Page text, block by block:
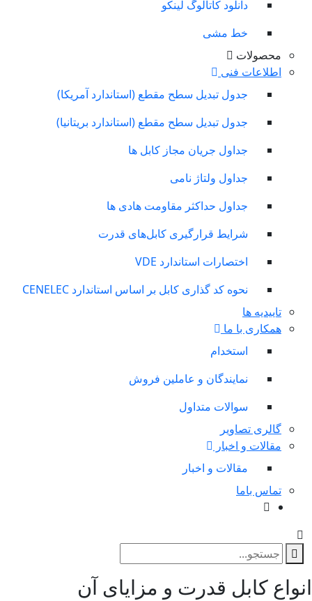
دانلود کاتالوگ لینکو
خط مشی
محصولات
اطلاعات فنی
جدول تبدیل سطح مقطع (استاندارد آمریکا)
جدول تبدیل سطح مقطع (استاندارد بریتانیا)
جداول جریان مجاز کابل ها
جداول ولتاژ نامی
جداول حداکثر مقاومت هادی ها
شرایط قرارگیری کابل‌های قدرت
اختصارات استاندارد VDE
نحوه کد گذاری کابل بر اساس استاندارد CENELEC
تاییدیه ها
همکاری با ما
استخدام
نمایندگان و عاملین فروش
سوالات متداول
گالری تصاویر
مقالات و اخبار
مقالات و اخبار
تماس باما
انواع کابل قدرت و مزایای آن